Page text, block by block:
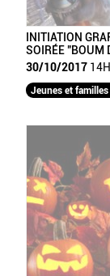
INITIATION
SOIRÉE "BOUM
30/10/2017
Jeunes et